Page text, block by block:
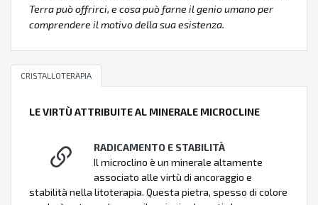
Terra può offrirci, e cosa può farne il genio umano per
comprendere il motivo della sua esistenza.
CRISTALLOTERAPIA
LE VIRTÙ ATTRIBUITE AL MINERALE MICROCLINE
RADICAMENTO E STABILITÀ
Il microclino è un minerale altamente
associato alle virtù di ancoraggio e
stabilità nella litoterapia. Questa pietra, spesso di colore